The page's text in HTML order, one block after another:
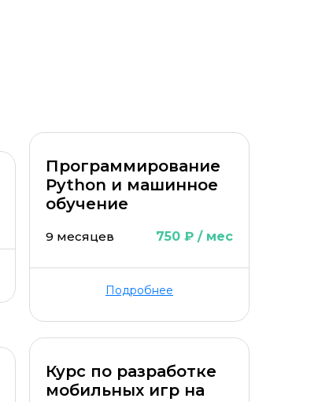
Программирование
Python и машинное
обучение
9 месяцев 750 ₽ / мес
Подробнее
Курс по разработке
мобильных игр на